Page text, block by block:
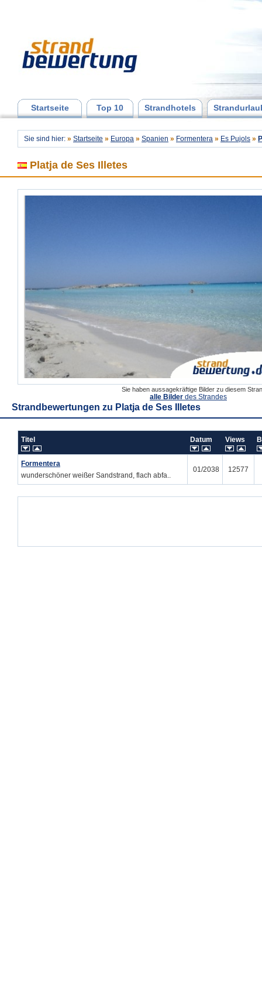
Startseite Top 10 Strandhotels
Sie sind hier: » Startseite » Europa » Spanien » Formentera » Es Pujols »
Platja de Ses Illetes
Sie haben aussagekräftige Bilder zu diesem
alle Bilder des Strandes
Strandbewertungen zu Platja de Ses Illetes
Titel Datum Views
Formentera
wunderschöner weißer Sandstrand, flach abfa..
01/2038 12577